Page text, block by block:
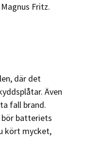
Fritz.
där det
Även
fall brand.
bör batteriets
kört mycket,